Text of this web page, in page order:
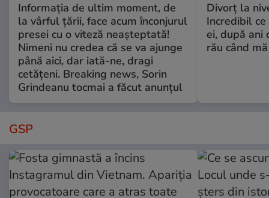
Informația de ultim moment, de
la vârful țării, face acum înconjurul
presei cu o viteză neașteptată!
Nimeni nu credea că se va ajunge
până aici, dar iată-ne, dragi
cetățeni. Breaking news, Sorin
Grindeanu tocmai a făcut anunțul
Divorț la
Incredibil
ei, după ani
rău când
GSP